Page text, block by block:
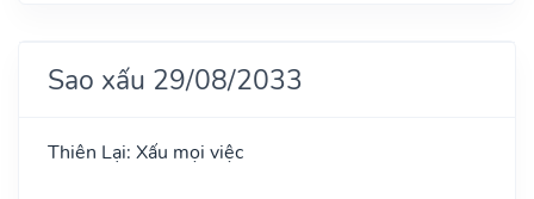
Sao xấu 29/08/2033
Thiên Lại: Xấu mọi việc